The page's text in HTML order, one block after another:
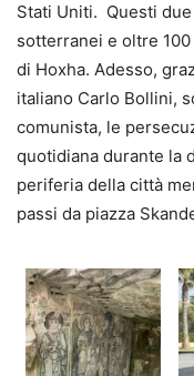
Stati Uniti. Questi
sotterranei e oltre
di Hoxha. Adesso,
italiano Carlo Bollini,
comunista, le
quotidiana durante la
periferia della città
passi da piazza